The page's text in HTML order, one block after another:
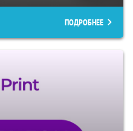
ПОДРОБНЕЕ